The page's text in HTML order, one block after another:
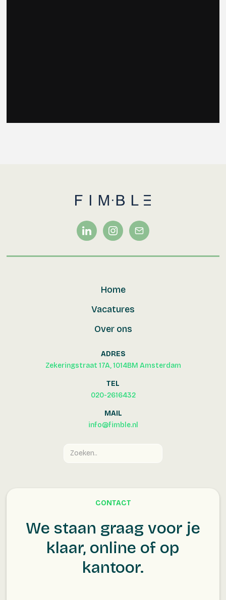
Home
Vacatures
Over ons
ADRES
Zekeringstraat 17A, 1014BM Amsterdam
TEL
020-2616432
MAIL
info@fimble.nl
CONTACT
We staan graag voor je
klaar, online of op
kantoor.